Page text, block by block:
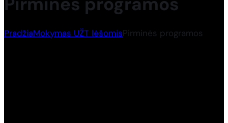
PradžiaMokymas UŽT lėšomisPirminės programos